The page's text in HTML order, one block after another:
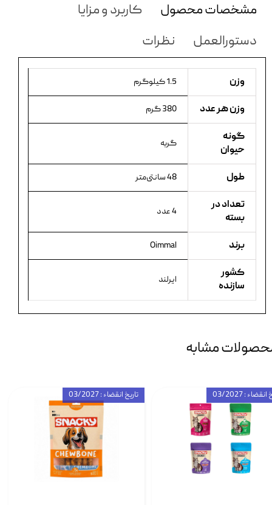
مشخصات محصول
کاربرد و مزایا
دستورالعمل
نظرات
وزن 1.5 کیلوگرم
وزن هر عدد 380 گرم
گونه
حیوان
گربه
طول 48 سانتی‌متر
تعداد در
بسته
4 عدد
برند Oimmal
کشور
سازنده
ایرلند
مشابه
تاریخ انقضاء : 03/2027 : 03/2027